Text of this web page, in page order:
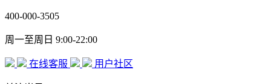
400-000-3505
周一至周日 9:00-22:00
在线客服 用户社区